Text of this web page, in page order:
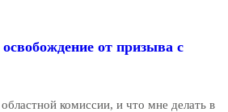
от призыва с
комиссии, и что мне делать в